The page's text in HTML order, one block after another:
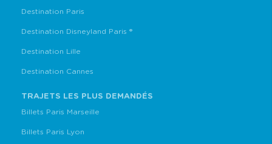
Destination Paris
Destination Disneyland Paris ®
Destination Lille
Destination Cannes
TRAJETS LES PLUS DEMANDÉS
Billets Paris Marseille
Billets Paris Lyon